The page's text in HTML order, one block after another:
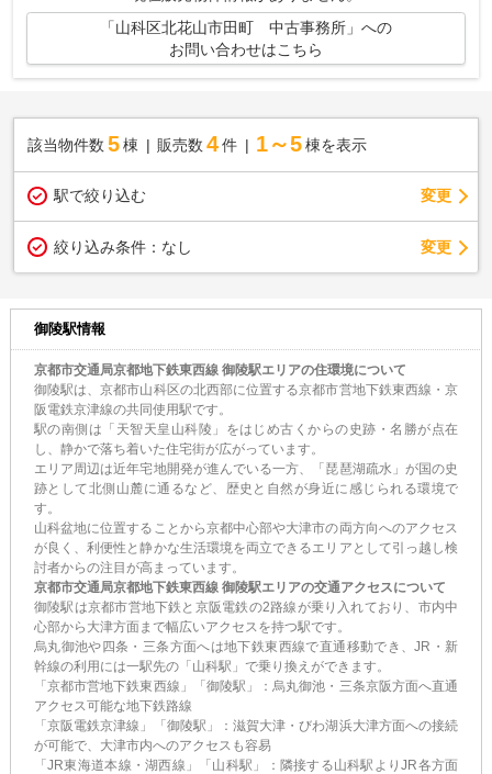
「山科区北花山市田町 中古事務所」への
お問い合わせはこちら
該当物件数 5棟 販売数 4 件 1～5 棟を表示
駅で絞り込む 変更
絞り込み条件： なし 変更
御陵駅情報
京都市交通局京都地下鉄東西線 御陵駅エリアの住環境について
御陵駅は、京都市山科区の北西部に位置する京都市営地下鉄東西線・京
阪電鉄京津線の共同使用駅です。
駅の南側は「天智天皇山科陵」をはじめ古くからの史跡・名勝が点在
し、静かで落ち着いた住宅街が広がっています。
エリア周辺は近年宅地開発が進んでいる一方、「琵琶湖疏水」が国の史
跡として北側山麓に通るなど、歴史と自然が身近に感じられる環境で
す。
山科盆地に位置することから京都中心部や大津市の両方向へのアクセス
が良く、利便性と静かな生活環境を両立できるエリアとして引っ越し検
討者からの注目が高まっています。
京都市交通局京都地下鉄東西線 御陵駅エリアの交通アクセスについて
御陵駅は京都市営地下鉄と京阪電鉄の2路線が乗り入れており、市内中
心部から大津方面まで幅広いアクセスを持つ駅です。
烏丸御池や四条・三条方面へは地下鉄東西線で直通移動でき、JR・新
幹線の利用には一駅先の「山科駅」で乗り換えができます。
「京都市営地下鉄東西線」「御陵駅」：烏丸御池・三条京阪方面へ直通
アクセス可能な地下鉄路線
「京阪電鉄京津線」「御陵駅」：滋賀大津・びわ湖浜大津方面への接続
が可能で、大津市内へのアクセスも容易
「JR東海道本線・湖西線」「山科駅」：隣接する山科駅よりJR各方面